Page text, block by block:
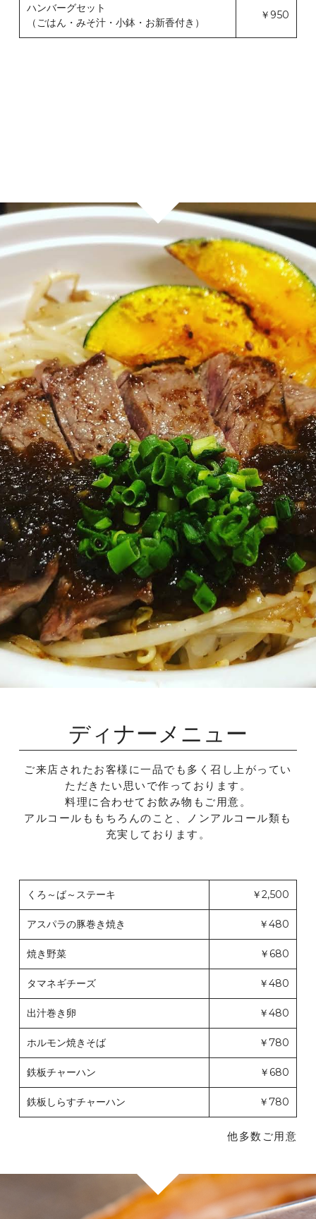
ハンバーグセット
（ごはん・みそ汁・小鉢・お新香付き）
￥950
ディナーメニュー
ご来店されたお客様に一品でも多く召し上がってい
ただきたい思いで作っております。
料理に合わせてお飲み物もご用意。
アルコールももちろんのこと、ノンアルコール類も
充実しております。
くろ～ば～ステーキ ￥2,500
アスパラの豚巻き焼き ￥480
焼き野菜 ￥680
タマネギチーズ ￥480
出汁巻き卵 ￥480
ホルモン焼きそば ￥780
鉄板チャーハン ￥680
鉄板しらすチャーハン ￥780
他多数ご用意